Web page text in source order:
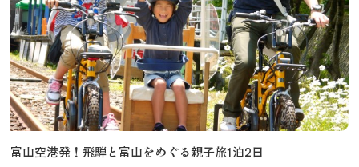
富山空港発！飛騨と富山をめぐる親子旅1泊2日